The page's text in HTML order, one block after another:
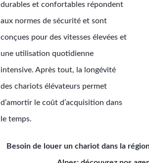
durables et confortables répondent
aux normes de sécurité et sont
conçues pour des vitesses élevées et
une utilisation quotidienne
intensive. Après tout, la longévité
des chariots élévateurs permet
d’amortir le coût d’acquisition dans
le temps.
Besoin de louer un chariot dans la